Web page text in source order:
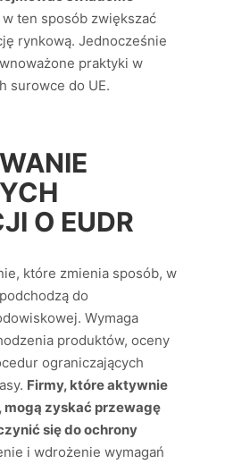
w ten sposób zwiększać
rynkową. Jednocześnie
praktyki w
surowce do UE.
O EUDR
które zmienia sposób, w
do
Wymaga
produktów, oceny
ograniczających
Firmy, które aktywnie
mogą zyskać przewagę
się do ochrony
i wdrożenie wymagań